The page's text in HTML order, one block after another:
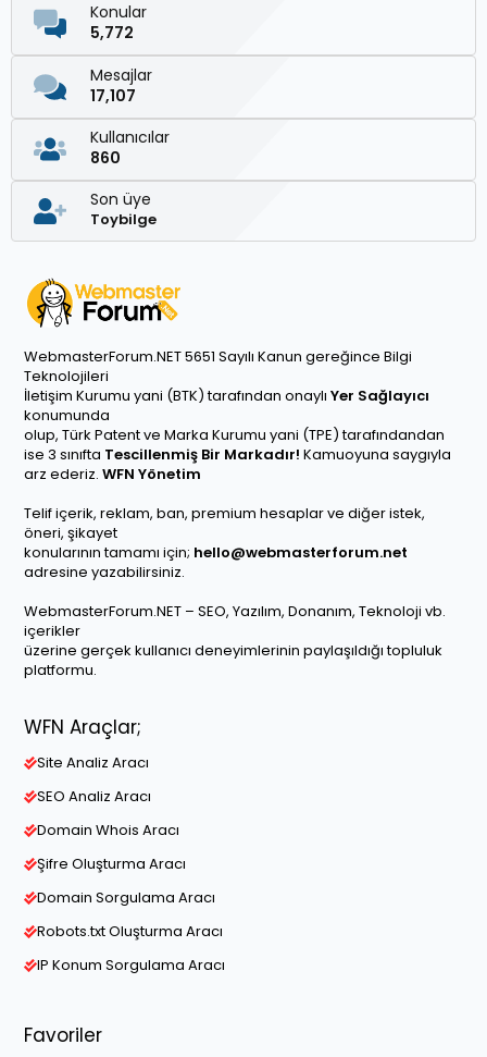
Konular
5,772
Mesajlar
17,107
Kullanıcılar
860
Son üye
Toybilge
WebmasterForum.NET 5651 Sayılı Kanun gereğince Bilgi
Teknolojileri
İletişim Kurumu yani (BTK) tarafından onaylı Yer Sağlayıcı
konumunda
olup, Türk Patent ve Marka Kurumu yani (TPE) tarafındandan
ise 3 sınıfta Tescillenmiş Bir Markadır! Kamuoyuna saygıyla
arz ederiz. WFN Yönetim
Telif içerik, reklam, ban, premium hesaplar ve diğer istek,
öneri, şikayet
konularının tamamı için; hello@webmasterforum.net
adresine yazabilirsiniz.
WebmasterForum.NET – SEO, Yazılım, Donanım, Teknoloji vb.
içerikler
üzerine gerçek kullanıcı deneyimlerinin paylaşıldığı topluluk
platformu.
WFN Araçlar;
Site Analiz Aracı
SEO Analiz Aracı
Domain Whois Aracı
Şifre Oluşturma Aracı
Domain Sorgulama Aracı
Robots.txt Oluşturma Aracı
IP Konum Sorgulama Aracı
Favoriler